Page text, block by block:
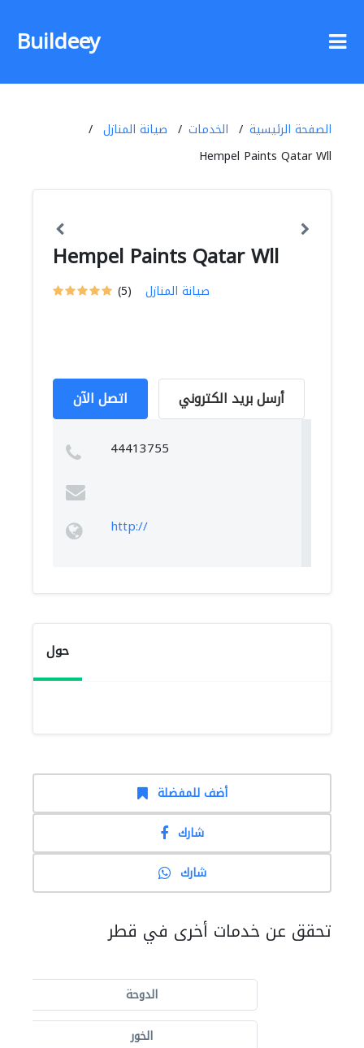
Buildeey
الصفحة الرئيسية الخدمات
صيانة المنازل
Hempel Paints Qatar Wll
Hempel Paints Qatar Wll
(5) صيانة المنازل
اتصل الآن أرسل بريد الكتروني
44413755
http://
حول
أضف للمفضلة
شارك
شارك
تحقق عن خدمات أخرى في قطر
الدوحة
الخور